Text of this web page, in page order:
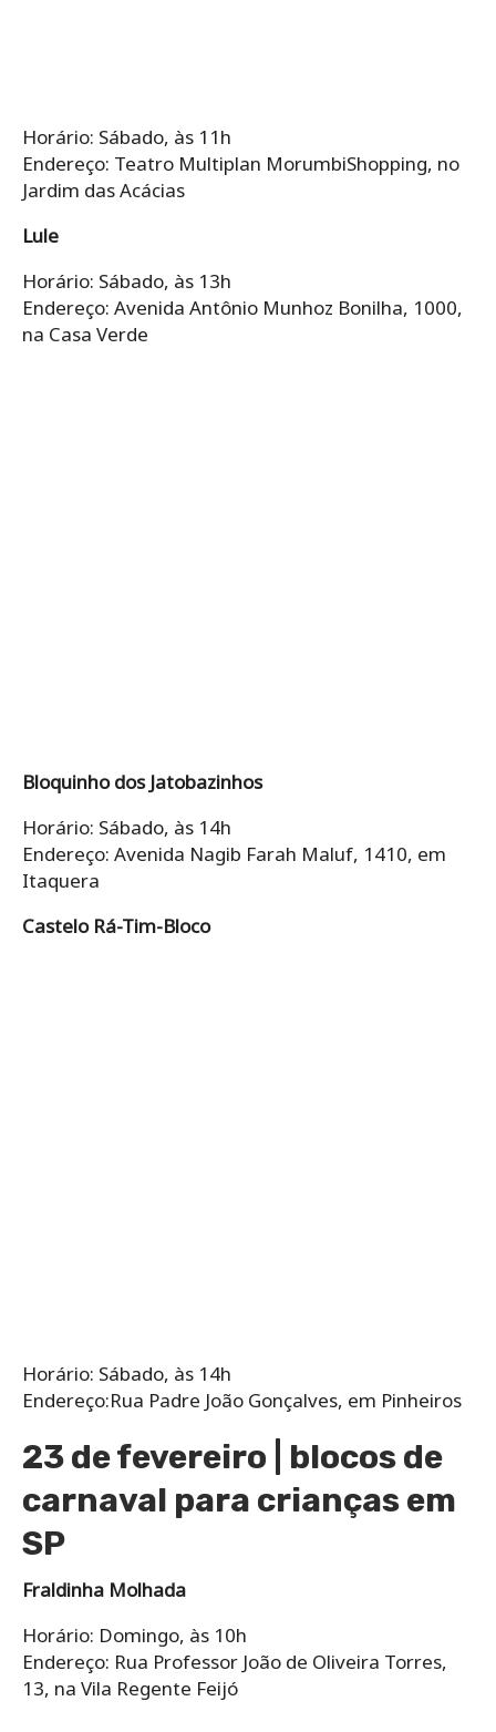
Horário: Sábado, às 11h
Endereço: Teatro Multiplan MorumbiShopping, no
Jardim das Acácias
Lule
Horário: Sábado, às 13h
Endereço: Avenida Antônio Munhoz Bonilha, 1000,
na Casa Verde
Bloquinho dos Jatobazinhos
Horário: Sábado, às 14h
Endereço: Avenida Nagib Farah Maluf, 1410, em
Itaquera
Castelo Rá-Tim-Bloco
Horário: Sábado, às 14h
Endereço:Rua Padre João Gonçalves, em Pinheiros
23 de fevereiro | blocos de
carnaval para crianças em
SP
Fraldinha Molhada
Horário: Domingo, às 10h
Endereço: Rua Professor João de Oliveira Torres,
13, na Vila Regente Feijó